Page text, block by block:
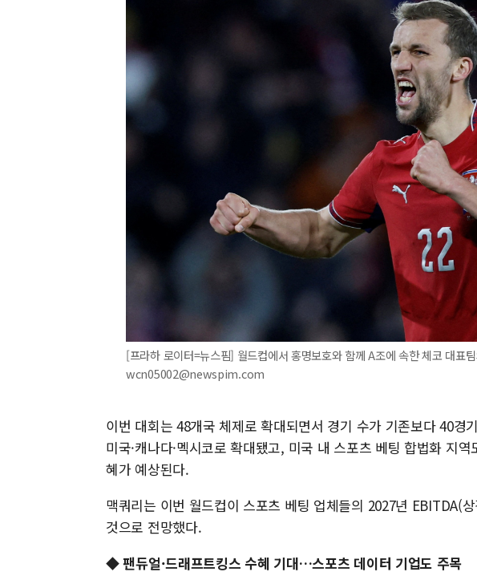
[프라하 로이터=뉴스핌] 월드컵에서 홍명보호와 함께 A조에 속한 체코 대표
wcn05002@newspim.com
이번 대회는 48개국 체제로 확대되면서 경기 수가 기존보다 40경
미국·캐나다·멕시코로 확대됐고, 미국 내 스포츠 베팅 합법화 지
혜가 예상된다.
맥쿼리는 이번 월드컵이 스포츠 베팅 업체들의 2027년 EBITDA(
것으로 전망했다.
◆ 팬듀얼·드래프트킹스 수혜 기대…스포츠 데이터 기업도 주목